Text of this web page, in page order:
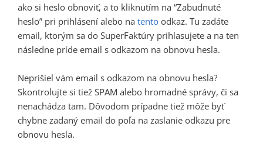
ako si heslo obnoviť, a to kliknutím na “Zabudnuté
heslo” pri prihlásení alebo na tento odkaz. Tu zadáte
email, ktorým sa do SuperFaktúry prihlasujete a na ten
následne príde email s odkazom na obnovu hesla.
Neprišiel vám email s odkazom na obnovu hesla?
Skontrolujte si tiež SPAM alebo hromadné správy, či sa
nenachádza tam. Dôvodom prípadne tiež môže byť
chybne zadaný email do poľa na zaslanie odkazu pre
obnovu hesla.